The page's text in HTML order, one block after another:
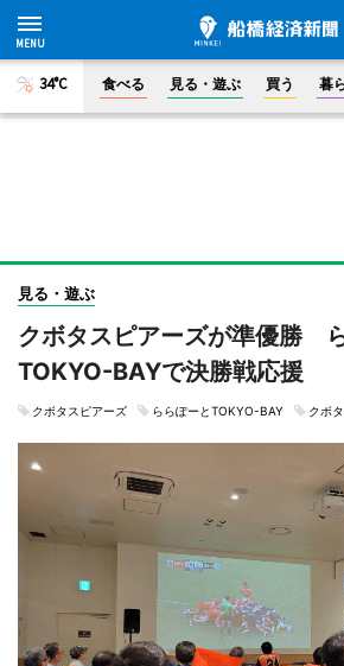
34°C 食べる 見る・遊ぶ 買う 暮
見る・遊ぶ
クボタスピアーズが準優勝
TOKYO-BAYで決勝戦応援
クボタスピアーズ ららぽーとTOKYO-BAY クボ